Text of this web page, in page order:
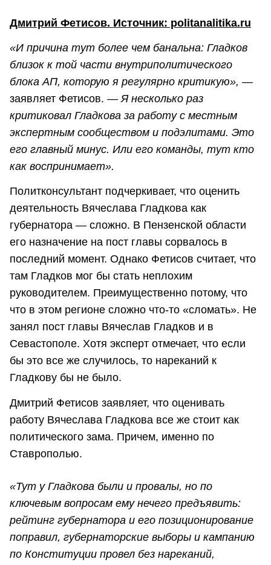
Дмитрий Фетисов. Источник: politanalitika.ru
«И причина тут более чем банальна: Гладков
близок к той части внутриполитического
блока АП, которую я регулярно критикую», —
заявляет Фетисов. — Я несколько раз
критиковал Гладкова за работу с местным
экспертным сообществом и подэлитами. Это
его главный минус. Или его команды, тут кто
как воспринимает».
Политконсультант подчеркивает, что оценить
деятельность Вячеслава Гладкова как
губернатора — сложно. В Пензенской области
его назначение на пост главы сорвалось в
последний момент. Однако Фетисов считает, что
там Гладков мог бы стать неплохим
руководителем. Преимущественно потому, что
что в этом регионе сложно что-то «сломать». Не
занял пост главы Вячеслав Гладков и в
Севастополе. Хотя эксперт отмечает, что если
бы это все же случилось, то нареканий к
Гладкову бы не было.
Дмитрий Фетисов заявляет, что оценивать
работу Вячеслава Гладкова все же стоит как
политического зама. Причем, именно по
Ставрополью.
«Тут у Гладкова были и провалы, но по
ключевым вопросам ему нечего предъявить:
рейтинг губернатора и его позиционирование
поправил, губернаторские выборы и кампанию
по Конституции провел без нареканий,